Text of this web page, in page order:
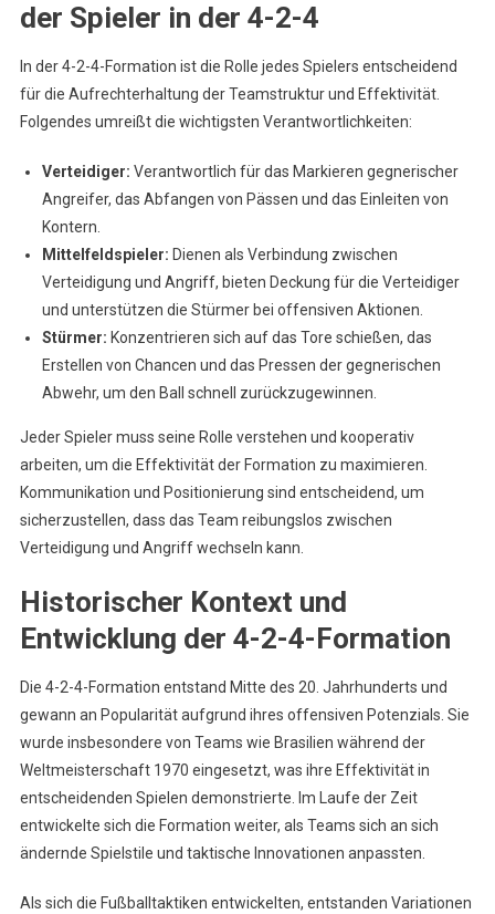
der Spieler in der 4-2-4
In der 4-2-4-Formation ist die Rolle jedes Spielers entscheidend
für die Aufrechterhaltung der Teamstruktur und Effektivität.
Folgendes umreißt die wichtigsten Verantwortlichkeiten:
Verteidiger: Verantwortlich für das Markieren gegnerischer
Angreifer, das Abfangen von Pässen und das Einleiten von
Kontern.
Mittelfeldspieler: Dienen als Verbindung zwischen
Verteidigung und Angriff, bieten Deckung für die Verteidiger
und unterstützen die Stürmer bei offensiven Aktionen.
Stürmer: Konzentrieren sich auf das Tore schießen, das
Erstellen von Chancen und das Pressen der gegnerischen
Abwehr, um den Ball schnell zurückzugewinnen.
Jeder Spieler muss seine Rolle verstehen und kooperativ
arbeiten, um die Effektivität der Formation zu maximieren.
Kommunikation und Positionierung sind entscheidend, um
sicherzustellen, dass das Team reibungslos zwischen
Verteidigung und Angriff wechseln kann.
Historischer Kontext und
Entwicklung der 4-2-4-Formation
Die 4-2-4-Formation entstand Mitte des 20. Jahrhunderts und
gewann an Popularität aufgrund ihres offensiven Potenzials. Sie
wurde insbesondere von Teams wie Brasilien während der
Weltmeisterschaft 1970 eingesetzt, was ihre Effektivität in
entscheidenden Spielen demonstrierte. Im Laufe der Zeit
entwickelte sich die Formation weiter, als Teams sich an sich
ändernde Spielstile und taktische Innovationen anpassten.
Als sich die Fußballtaktiken entwickelten, entstanden Variationen